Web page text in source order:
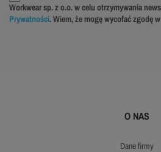
Workwear sp. z o.o. w celu otrzymywania
Prywatności. Wiem, że mogę wycofać zgodę
O NAS
dane firmy